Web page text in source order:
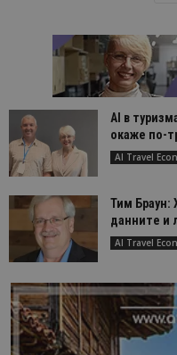
AI в
окаже по-
AI Travel
Тим Браун:
данните и
AI Travel